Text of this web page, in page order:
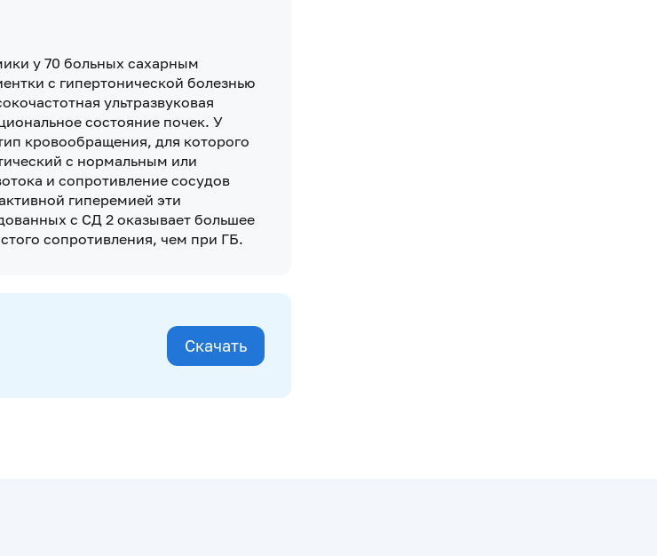
у 70 больных сахарным
с гипертонической болезнью
ультразвуковая
состояние почек. У
кровообращения, для которого
с нормальным или
и сопротивление сосудов
гиперемией эти
с СД 2 оказывает большее
сопротивления, чем при ГБ.
Скачать